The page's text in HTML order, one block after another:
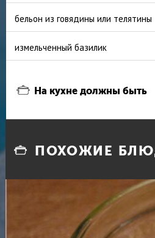
бельон из говядины или телятины
измельченный базилик
На кухне должны быть
ПОХОЖИЕ